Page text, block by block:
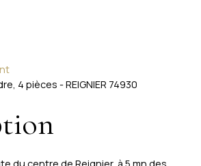
4 pièces - REIGNIER 74930